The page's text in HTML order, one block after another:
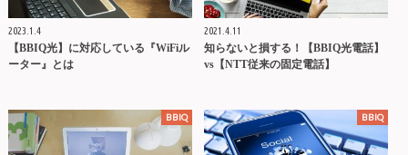
2023.1.4
【BBIQ光】に対応している『WiFiル
ーター』とは
2021.4.11
知らないと損する！【BBIQ光電話】
vs【NTT従来の固定電話】
BBIQ BBIQ